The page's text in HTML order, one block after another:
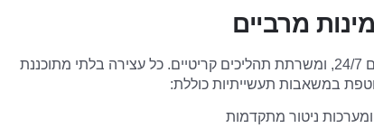
מרביים
משאבת מים תעשייתית פועלת לרוב במשמרות רציפות, לעיתים 24/7, ומשרתת תהליכים קריטיים. כל עצירה בלתי מתוכננת
במשאבות תעשייתיות כוללת:
ניטור מתקדמות